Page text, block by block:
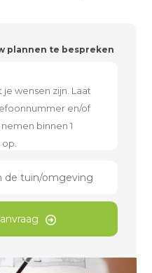
plannen te bespreken
de tuin/omgeving